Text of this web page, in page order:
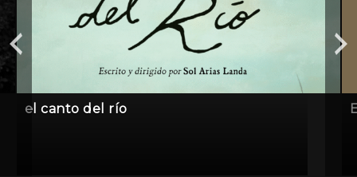
el canto del río